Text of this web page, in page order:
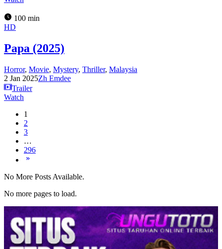
100 min
HD
Papa (2025)
Horror, Movie, Mystery, Thriller, Malaysia
2 Jan 2025Zh Emdee
Trailer
Watch
1
2
3
…
296
No More Posts Available.
No more pages to load.